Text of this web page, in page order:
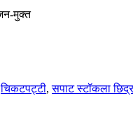
मुक्त
चिकटपट्टी,सपाट स्टॉकला